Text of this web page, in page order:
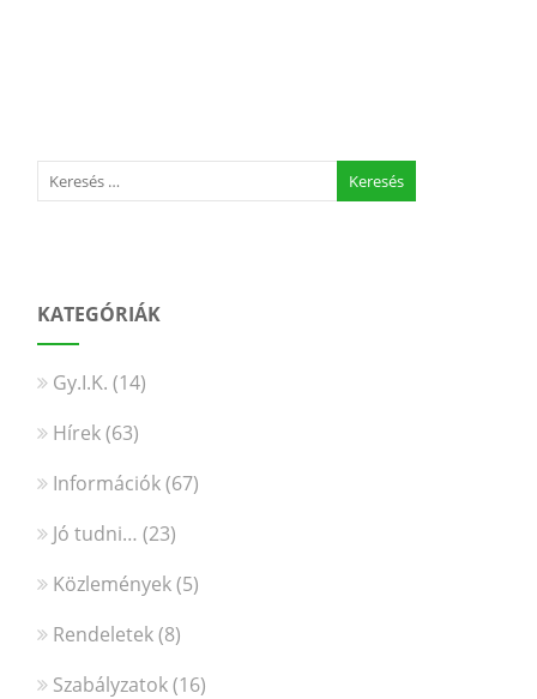
KATEGÓRIÁK
Gy.I.K. (14)
Hírek(63)
Információk(67)
Jó tudni… (23)
Közlemények(5)
Rendeletek(8)
Szabályzatok(16)